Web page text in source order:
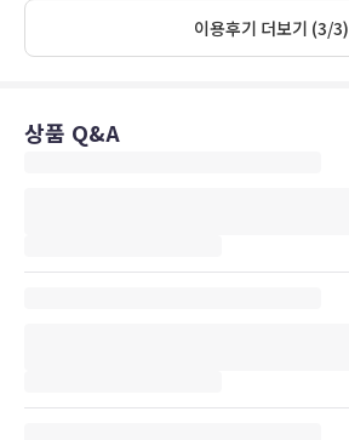
이용후기 더보기 (3/3)
상품 Q&A